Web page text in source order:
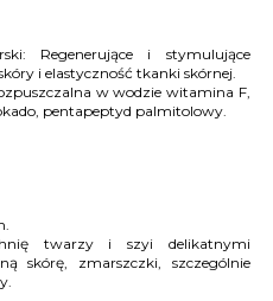
Regenerujące i stymulujące
i elastyczność tkanki skórnej.
w wodzie witamina F,
pentapeptyd palmitolowy.
twarzy i szyi delikatnymi
skórę, zmarszczki, szczególnie